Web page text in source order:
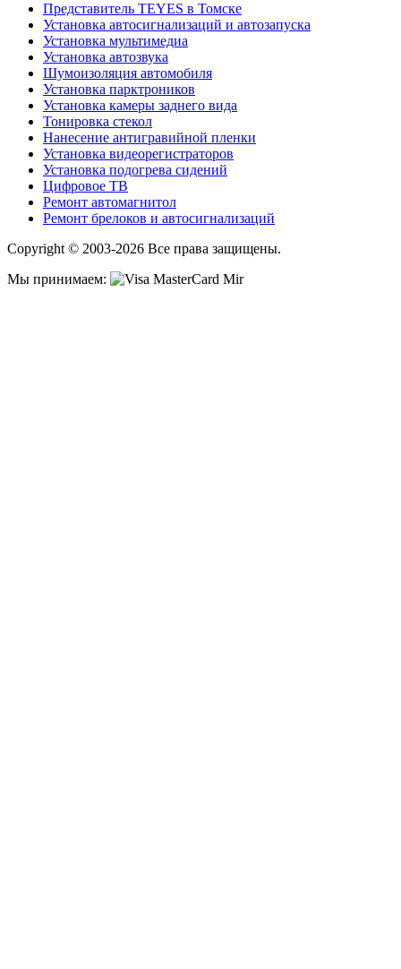
Представитель TEYES в Томске
Установка автосигнализаций и автозапуска
Установка мультимедиа
Установка автозвука
Шумоизоляция автомобиля
Установка парктроников
Установка камеры заднего вида
Тонировка стекол
Нанесение антигравийной пленки
Установка видеорегистраторов
Установка подогрева сидений
Цифровое ТВ
Ремонт автомагнитол
Ремонт брелоков и автосигнализаций
Copyright © 2003-2026 Все права защищены.
Мы принимаем: